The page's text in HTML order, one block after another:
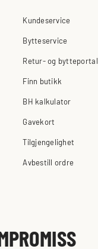
Kundeservice
Bytteservice
Retur- og bytteportal
Finn butikk
BH kalkulator
Gavekort
Tilgjengelighet
Avbestill ordre